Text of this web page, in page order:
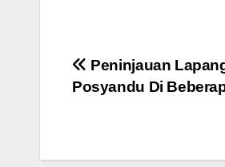
Navigasi
pos
Peninjauan
Posyandu Di